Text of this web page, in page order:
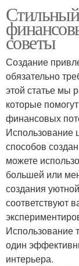
советы
Создание
обязательно
этой статье мы
которые
финансовых
Использование
способов
можете
большей или
создания
соответствуют
Использование
один
интерьера.